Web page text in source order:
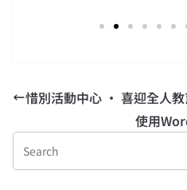
惜別活動中心 • 喜迎全人
使用